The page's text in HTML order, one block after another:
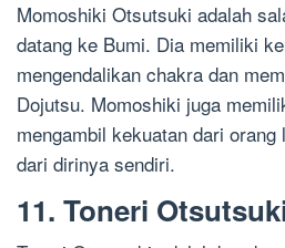
Momoshiki Otsutsuki adalah
datang ke Bumi. Dia memiliki
mengendalikan chakra dan
Dojutsu. Momoshiki juga
mengambil kekuatan dari
dari dirinya sendiri.
11. Toneri